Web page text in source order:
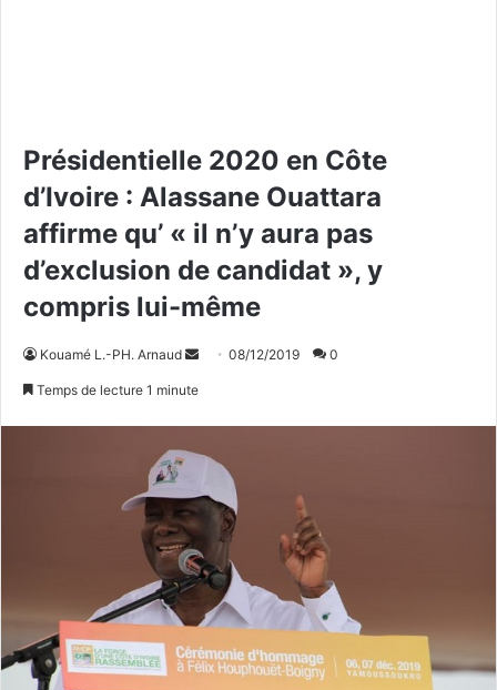
Présidentielle 2020 en Côte
d’Ivoire : Alassane Ouattara
affirme qu’ « il n’y aura pas
d’exclusion de candidat », y
compris lui-même
Kouamé L.-PH. Arnaud
y
n
o
u
r
08/12/2019 0
Temps de lecture 1 minute